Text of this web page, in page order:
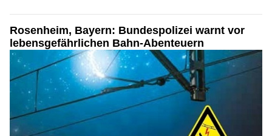
Rosenheim, Bayern: Bundespolizei warnt vor
lebensgefährlichen Bahn-Abenteuern